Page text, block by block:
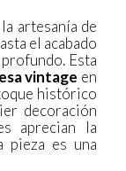
artesanía de
el acabado
Esta
vintage en
histórico
decoración
aprecian la
pieza es una